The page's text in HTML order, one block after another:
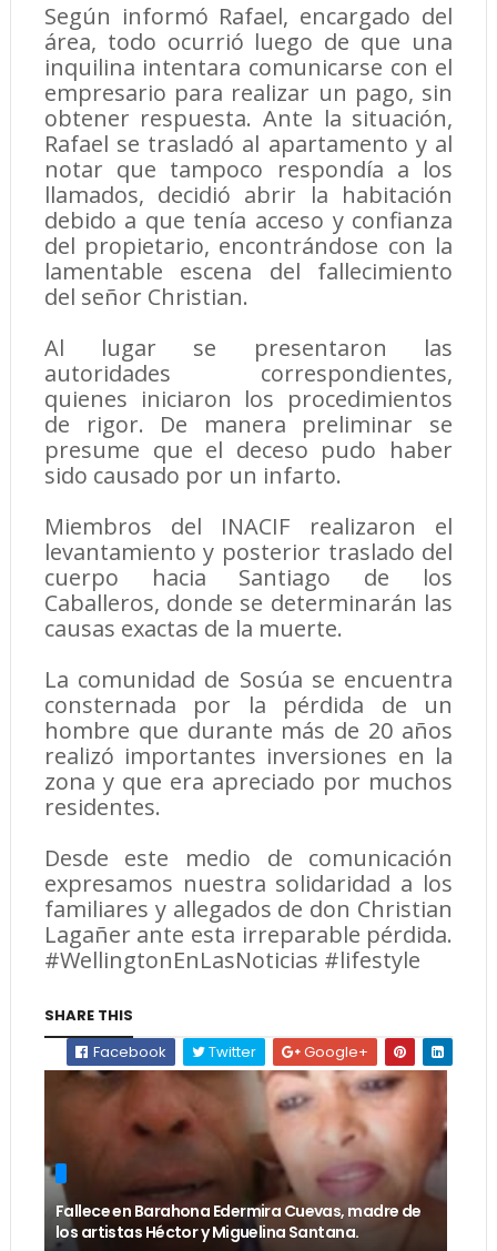
Según informó Rafael, encargado del
área, todo ocurrió luego de que una
inquilina intentara comunicarse con el
empresario para realizar un pago, sin
obtener respuesta. Ante la situación,
Rafael se trasladó al apartamento y al
notar que tampoco respondía a los
llamados, decidió abrir la habitación
debido a que tenía acceso y confianza
del propietario, encontrándose con la
lamentable escena del fallecimiento
del señor Christian.
Al lugar se presentaron las
autoridades correspondientes,
quienes iniciaron los procedimientos
de rigor. De manera preliminar se
presume que el deceso pudo haber
sido causado por un infarto.
Miembros del INACIF realizaron el
levantamiento y posterior traslado del
cuerpo hacia Santiago de los
Caballeros, donde se determinarán las
causas exactas de la muerte.
La comunidad de Sosúa se encuentra
consternada por la pérdida de un
hombre que durante más de 20 años
realizó importantes inversiones en la
zona y que era apreciado por muchos
residentes.
Desde este medio de comunicación
expresamos nuestra solidaridad a los
familiares y allegados de don Christian
Lagañer ante esta irreparable pérdida.
#WellingtonEnLasNoticias #lifestyle
SHARE THIS
Facebook
Twitter Google+
Fallece en Barahona Edermira Cuevas, madre de
los artistas Héctor y Miguelina Santana.